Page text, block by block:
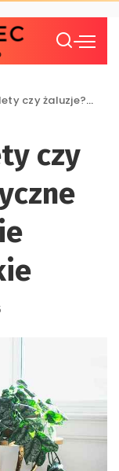
porównanie wnętrzarskie
czy